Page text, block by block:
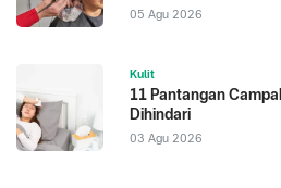
05 Agu 2026
Kulit
11 Pantangan
Dihindari
03 Agu 2026